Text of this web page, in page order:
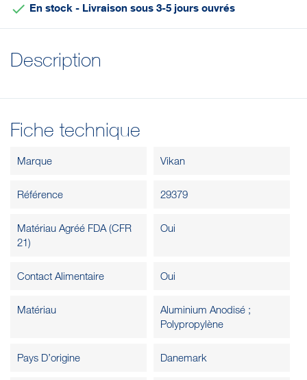
 En stock - Livraison sous 3-5 jours ouvrés
Description
Fiche technique
Marque Vikan
Référence 29379
Matériau Agréé FDA (CFR
21)
Oui
Contact Alimentaire Oui
Matériau
Aluminium Anodisé ;
Polypropylène
Pays D’origine Danemark